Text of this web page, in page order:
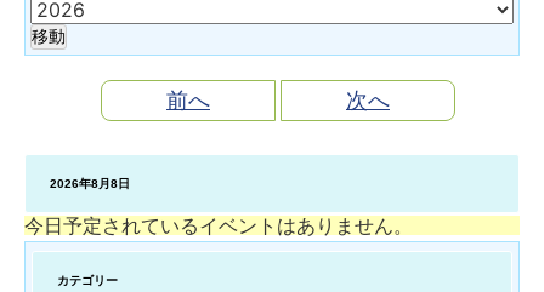
前へ 次へ
2026年8月8日
今日予定されているイベントはありません。
カテゴリー